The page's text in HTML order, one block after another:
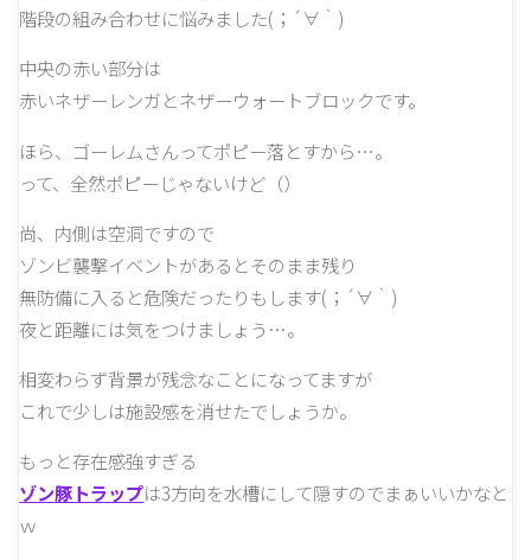
階段の組み合わせに悩みました(；´∀｀)
中央の赤い部分は
赤いネザーレンガとネザーウォートブロックです。
ほら、ゴーレムさんってポピー落とすから…。
って、全然ポピーじゃないけど（）
尚、内側は空洞ですので
ゾンビ襲撃イベントがあるとそのまま残り
無防備に入ると危険だったりもします(；´∀｀)
夜と距離には気をつけましょう…。
相変わらず背景が残念なことになってますが
これで少しは施設感を消せたでしょうか。
もっと存在感強すぎる
ゾン豚トラップは3方向を水槽にして隠すのでまぁいいかなと
ｗ